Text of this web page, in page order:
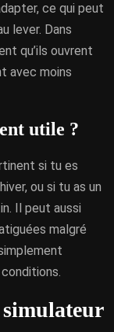
ce qui peut
lever. Dans
qu’ils ouvrent
avec moins
utile ?
si tu es
ou si tu as un
Il peut aussi
malgré